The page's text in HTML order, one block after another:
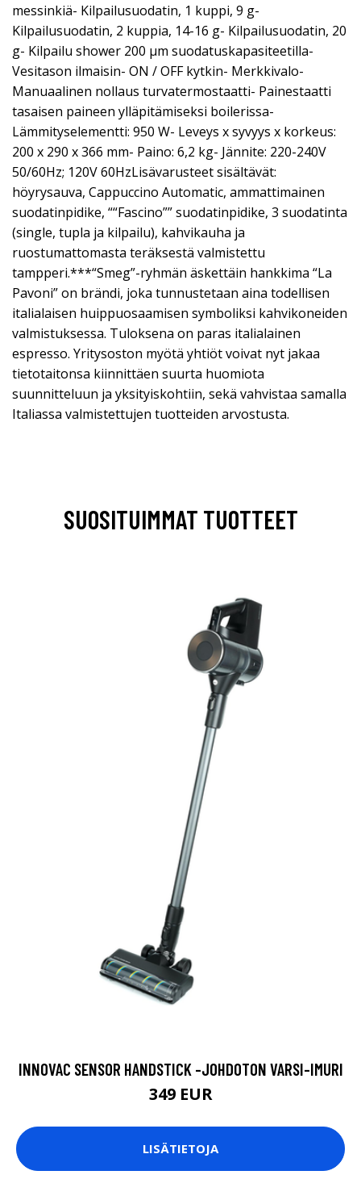
messinkiä- Kilpailusuodatin, 1 kuppi, 9 g-
Kilpailusuodatin, 2 kuppia, 14-16 g- Kilpailusuodatin, 20
g- Kilpailu shower 200 µm suodatuskapasiteetilla-
Vesitason ilmaisin- ON / OFF kytkin- Merkkivalo-
Manuaalinen nollaus turvatermostaatti- Painestaatti
tasaisen paineen ylläpitämiseksi boilerissa-
Lämmityselementti: 950 W- Leveys x syvyys x korkeus:
200 x 290 x 366 mm- Paino: 6,2 kg- Jännite: 220-240V
50/60Hz; 120V 60HzLisävarusteet sisältävät:
höyrysauva, Cappuccino Automatic, ammattimainen
suodatinpidike, ““Fascino”” suodatinpidike, 3 suodatinta
(single, tupla ja kilpailu), kahvikauha ja
ruostumattomasta teräksestä valmistettu
tampperi.***“Smeg”-ryhmän äskettäin hankkima “La
Pavoni” on brändi, joka tunnustetaan aina todellisen
italialaisen huippuosaamisen symboliksi kahvikoneiden
valmistuksessa. Tuloksena on paras italialainen
espresso. Yritysoston myötä yhtiöt voivat nyt jakaa
tietotaitonsa kiinnittäen suurta huomiota
suunnitteluun ja yksityiskohtiin, sekä vahvistaa samalla
Italiassa valmistettujen tuotteiden arvostusta.
SUOSITUIMMAT TUOTTEET
INNOVAC SENSOR HANDSTICK -JOHDOTON VARSI-IMURI
349 EUR
LISÄTIETOJA